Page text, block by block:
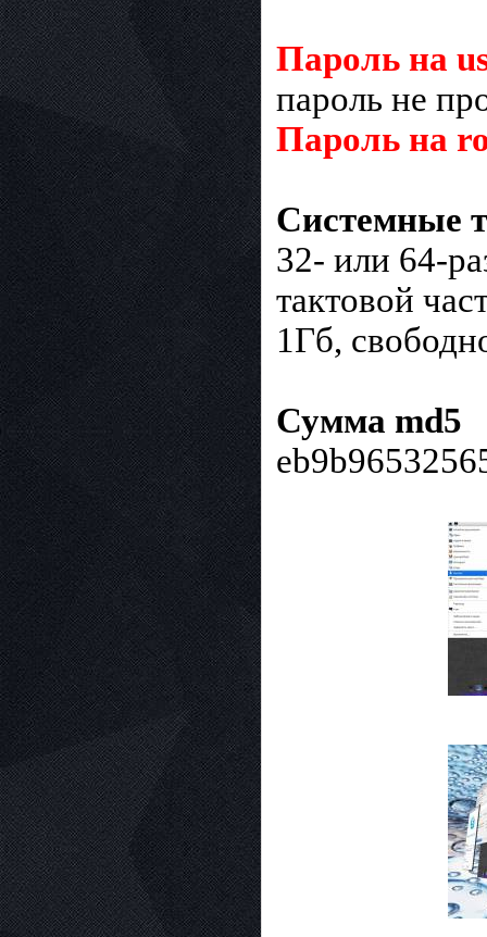
Пароль на
пароль не
Пароль на
Системные
32- или 64-
тактовой
1Гб,
Сумма md5